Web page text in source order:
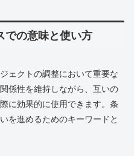
での意味と使い方
ェクトの調整において重要な
係性を維持しながら、互いの
に効果的に使用できます。条
を進めるためのキーワードと